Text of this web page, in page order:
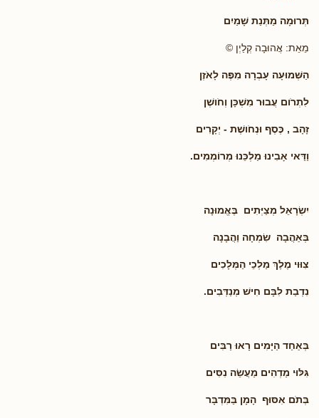
תְּרוּמָה מַתְּנַת שָׁמַיִם
מֵאֵת: אֲהוּבָה קְלַיְן ©
הַשְּׁמוּעָה עָבְרָה מִפֶּה לָאֹזֶן
לִתְרֹום עֲבוּר מִשְׁכָּן וְחֹושֶׁן
זָהָב , כֶּסֶף וּנְחֹושֶׁת - יְקָרִים
וַדַּאי אָבִינוּ מַלְכֵּנוּ מְרוֹמְמִים.
יִשְׂרָאֵל מְצַיְּתִים בֶּאֱמוּנָה
בְּאַהֲבָה שִׂמְחָה וַהֲבָנָה
צִוּוּי מֶלֶךְ מַלְכֵי הַמְּלָכִים
נִדְבַת לִבָּם חִישׁ מְנַדְּבִים.
בְּאַחַד הַיָּמִים רָאוּ רַבִּים
גִּלּוּי מַדְהִים מַעֲשֵׂה נִסִּים
בְּתֹם אִסּוּף הָמָן בַּמִּדְבָּר